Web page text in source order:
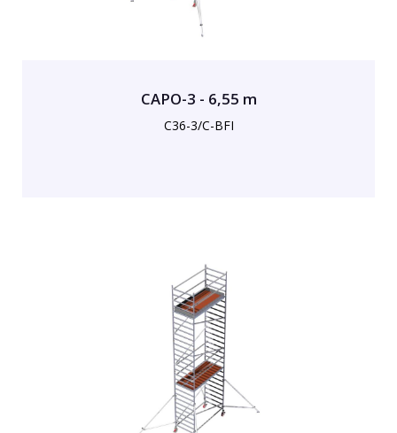
CAPO-3 - 6,55 m
C36-3/C-BFI